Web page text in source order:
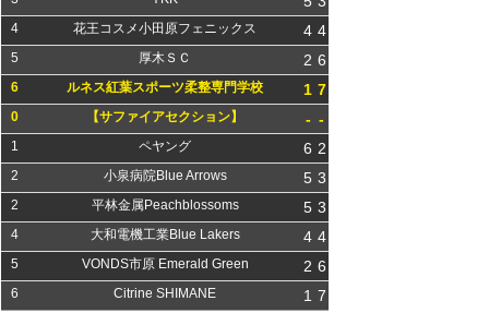
4 花王コスメ小田原フェニックス 4 4
5 厚木ＳＣ 2 6
6 ルネス紅葉スポーツ柔整専門学校 1 7
0 【サファイアセクション】 - -
1 ペヤング 6 2
2 小泉病院Blue Arrows 5 3
2 平林金属Peachblossoms 5 3
4 大和電機工業Blue Lakers 4 4
5 VONDS市原 Emerald Green 2 6
6 Citrine SHIMANE 1 7